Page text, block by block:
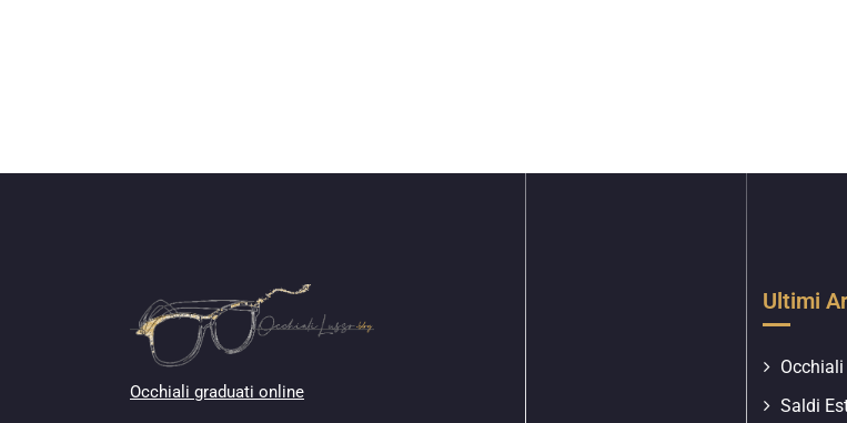
Occhiali graduati online
Ultimi
Saldi